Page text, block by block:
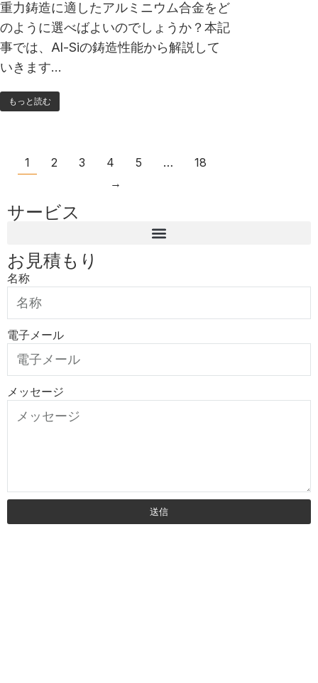
重力鋳造に適したアルミニウム合金をど
のように選べばよいのでしょうか？本記
事では、Al-Siの鋳造性能から解説して
いきます…
もっと読む
1 2 3 4 5 …
18
→
サービス
お見積もり
名称
電子メール
メッセージ
送信